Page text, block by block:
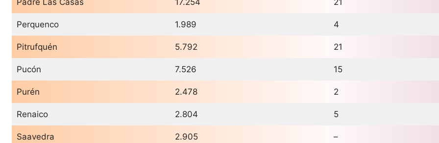
Padre Las Casas 17.254 21
Perquenco 1.989 4
Pitrufquén 5.792 21
Pucón 7.526 15
Purén 2.478 2
Renaico 2.804 5
Saavedra 2.905 –